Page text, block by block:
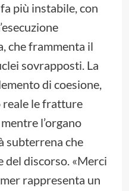
più instabile, con
che frammenta il
sovrapposti. La
di coesione,
reale le fratture
l’organo
subterrena che
del discorso. «Merci
rappresenta un